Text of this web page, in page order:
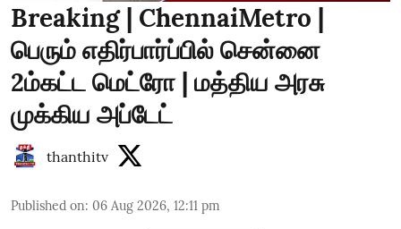
Breaking | ChennaiMetro |
பெரும் எதிர்பார்ப்பில் சென்னை
2ம்கட்ட மெட்ரோ | மத்திய அரசு
முக்கிய அப்டேட்
thanthitv
Published on: 06 Aug 2026, 12:11 pm